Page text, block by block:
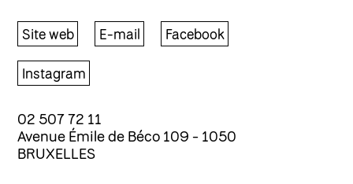
Site web E-mail Facebook
Instagram
02 507 72 11
Avenue Émile de Béco 109 - 1050
BRUXELLES